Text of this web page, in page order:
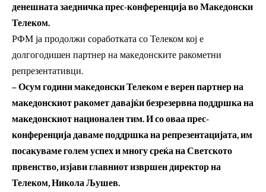
денешната заедничка прес-конференција во Македонски
Телеком.
РФМ ја продолжи соработката со Телеком кој е
долгогодишен партнер на македонските ракометни
репрезентативци.
– Осум години македонски Телеком е верен партнер на
македонскиот ракомет давајќи безрезервна поддршка на
македонскиот национален тим. И со оваа прес-
конференција даваме поддршка на репрезентацијата, им
посакуваме голем успех и многу среќа на Светското
првенство, изјави главниот извршен директор на
Телеком, Никола Љушев.